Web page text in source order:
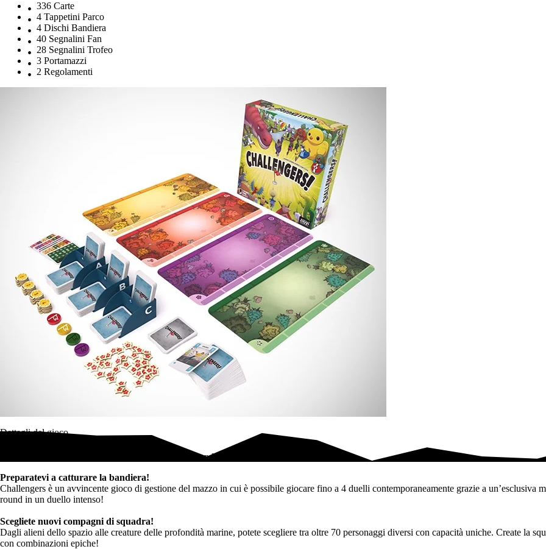
336 Carte
4 Tappetini Parco
4 Dischi Bandiera
40 Segnalini Fan
28 Segnalini Trofeo
3 Portamazzi
2 Regolamenti
Dettagli del gioco
Costruite la vostra squadra perfetta! Vincete il più grande torneo di rubabandiera al mondo!
Preparatevi a catturare la bandiera!
Challengers è un avvincente gioco di gestione del mazzo in cui è possibile giocare fino a 4 duelli contemporaneamente grazie a
round in un duello intenso!
Scegliete nuovi compagni di squadra!
Dagli alieni dello spazio alle creature delle profondità marine, potete scegliere tra oltre 70 personaggi diversi con capacità uniche. Create la
con combinazioni epiche!